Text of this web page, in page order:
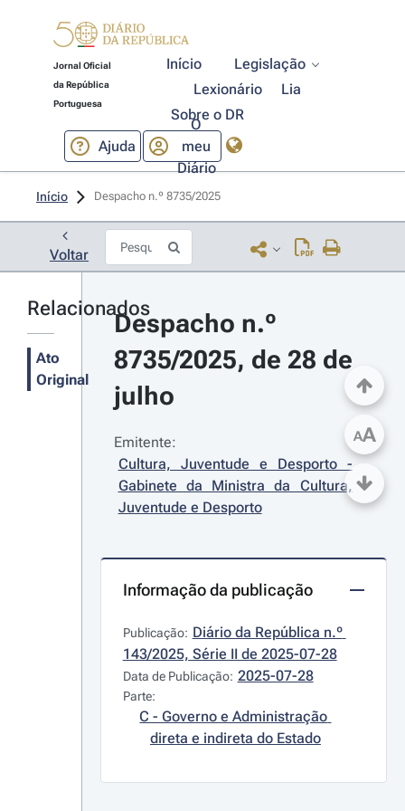
Jornal Oficial
da República
Portuguesa
Início
Legislação
Lexionário
Lia
Sobre o DR
Ajuda
O
meu
Diário
Início Despacho n.º 8735/2025
Voltar
Relacionados
Ato
Original
Despacho n.º
8735/2025, de 28 de
julho
Emitente:
Cultura, Juventude e Desporto -
Gabinete da Ministra da Cultura,
Juventude e Desporto
Informação da publicação
Publicação: Diário da República n.º
143/2025, Série II de 2025-07-28
Data de Publicação: 2025-07-28
Parte:
C - Governo e Administração
direta e indireta do Estado
AA